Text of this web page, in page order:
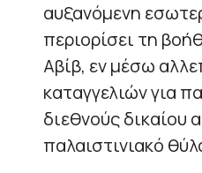
αυξανόμενη
περιορίσει τη
Αβίβ, εν μέσω
καταγγελιών για
διεθνούς δικαίου
παλαιστινιακό